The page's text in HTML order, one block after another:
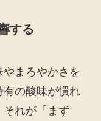
する
まろやかさを
の酸味が慣れ
それが「まず